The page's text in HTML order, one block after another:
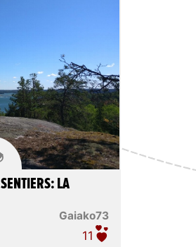
Gaiako73
LA
11